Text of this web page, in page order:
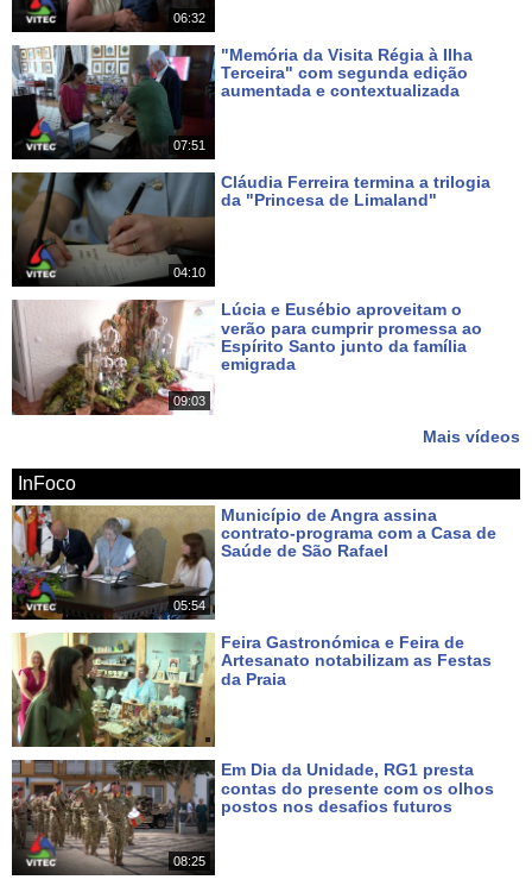
06:32
07:51
"Memória da Visita Régia à Ilha
Terceira" com segunda edição
aumentada e contextualizada
04:10
Cláudia Ferreira termina a trilogia
da "Princesa de Limaland"
09:03
Lúcia e Eusébio aproveitam o
verão para cumprir promessa ao
Espírito Santo junto da família
emigrada
Mais vídeos
InFoco
05:54
Município de Angra assina
contrato-programa com a Casa de
Saúde de São Rafael
Feira Gastronómica e Feira de
Artesanato notabilizam as Festas
da Praia
08:25
Em Dia da Unidade, RG1 presta
contas do presente com os olhos
postos nos desafios futuros